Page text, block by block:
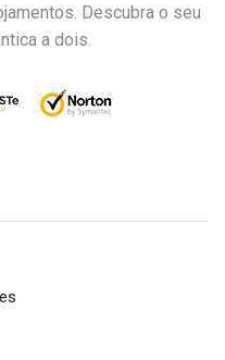
Descubra o seu
a dois.